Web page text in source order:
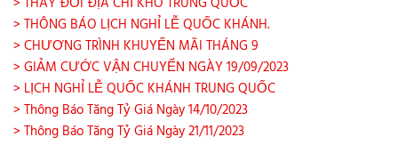
> THÔNG BÁO LỊCH NGHỈ LỄ QUỐC KHÁNH.
> CHƯƠNG TRÌNH KHUYẾN MÃI THÁNG 9
> GIẢM CƯỚC VẬN CHUYỂN NGÀY 19/09/2023
> LỊCH NGHỈ LỄ QUỐC KHÁNH TRUNG QUỐC
> Thông Báo Tăng Tỷ Giá Ngày 14/10/2023
> Thông Báo Tăng Tỷ Giá Ngày 21/11/2023